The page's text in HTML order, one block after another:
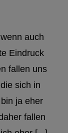
auch
Eindruck
fallen uns
sich in
ja eher
fallen